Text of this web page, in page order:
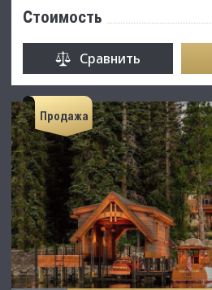
Стоимость
Сравнить
Продажа